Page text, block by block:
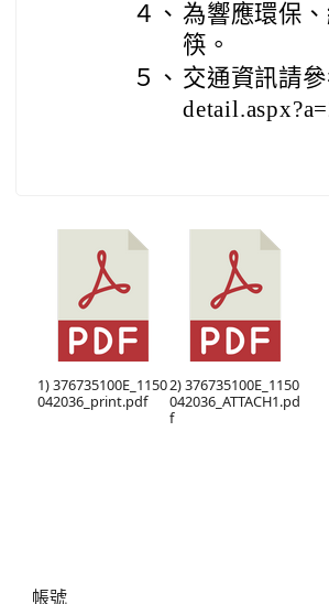
４、 為響應環保
筷。
５、 交通資訊請
1) 376735100E_1150
042036_print.pdf
2) 376735100E_1150
042036_ATTACH1.pd
f
帳號